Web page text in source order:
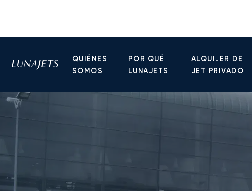
QUIÉNES
SOMOS
POR QUÉ
LUNAJETS
ALQUILER DE
JET PRIVADO